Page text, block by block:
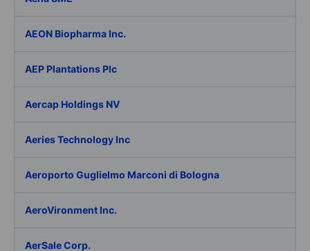
AEON Biopharma Inc.
AEP Plantations Plc
Aercap Holdings NV
Aeries Technology Inc
Aeroporto Guglielmo Marconi di Bologna
AeroVironment Inc.
AerSale Corp.